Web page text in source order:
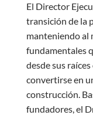
El Director
transición de la
manteniendo al
fundamentales
desde sus
convertirse en
construcción.
fundadores, el